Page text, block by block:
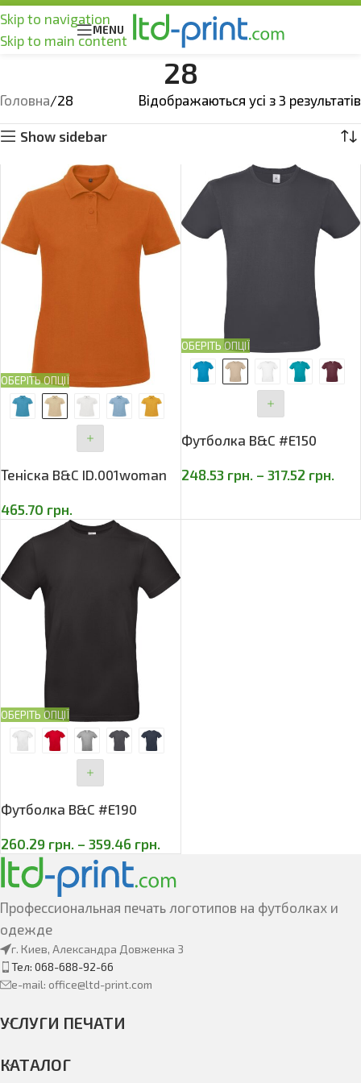
Skip to navigation
Skip to main content
MENU
28
Головна 28 Відображаються усі з 3 результатів
Show sidebar
ОБЕРІТЬ ОПЦІЇ
Теніска B&C ID.001woman
465.70 грн.
ОБЕРІТЬ ОПЦІЇ
Футболка B&C #E150
248.53 грн. – 317.52 грн.
ОБЕРІТЬ ОПЦІЇ
Футболка B&C #E190
260.29 грн. – 359.46 грн.
Профессиональная печать логотипов на футболках и
одежде
г. Киев, Александра Довженка 3
Тел: 068-688-92-66
e-mail: office@ltd-print.com
УСЛУГИ ПЕЧАТИ
КАТАЛОГ